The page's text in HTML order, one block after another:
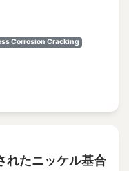
Corrosion Cracking
れたニッケル基合